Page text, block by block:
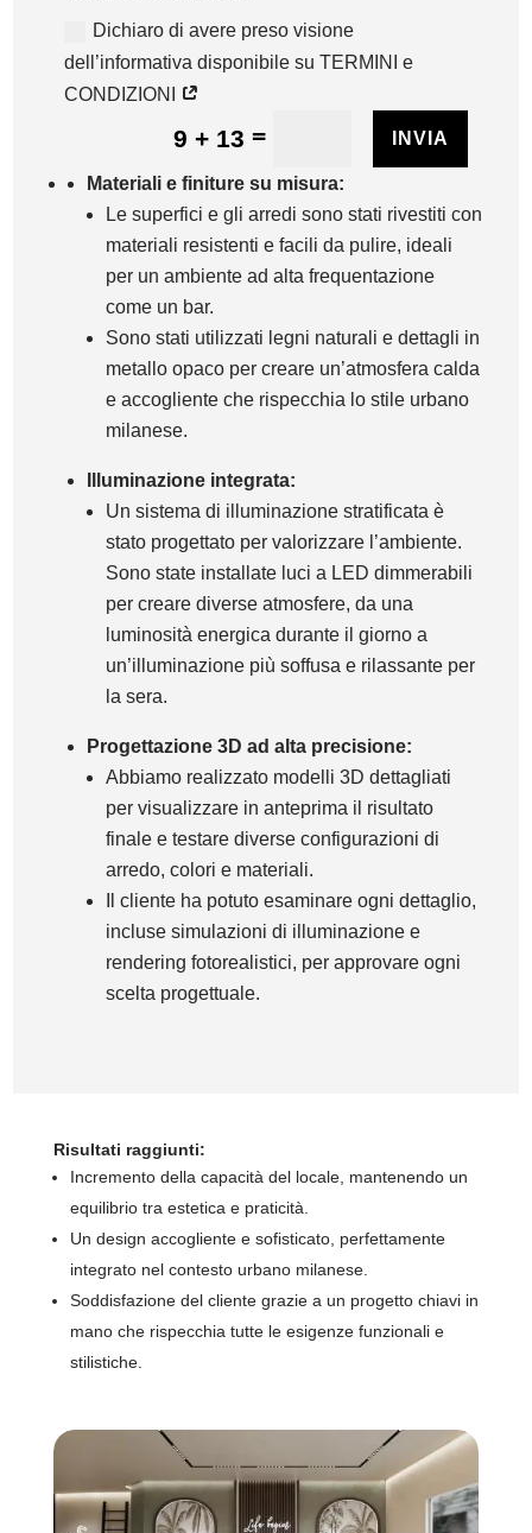
Dichiaro di avere preso visione
dell’informativa disponibile su TERMINI e
CONDIZIONI
9 + 13 = INVIA
Materiali e finiture su misura:
Le superfici e gli arredi sono stati rivestiti con
materiali resistenti e facili da pulire, ideali
per un ambiente ad alta frequentazione
come un bar.
Sono stati utilizzati legni naturali e dettagli in
metallo opaco per creare un’atmosfera calda
e accogliente che rispecchia lo stile urbano
milanese.
Illuminazione integrata:
Un sistema di illuminazione stratificata è
stato progettato per valorizzare l’ambiente.
Sono state installate luci a LED dimmerabili
per creare diverse atmosfere, da una
luminosità energica durante il giorno a
un’illuminazione più soffusa e rilassante per
la sera.
Progettazione 3D ad alta precisione:
Abbiamo realizzato modelli 3D dettagliati
per visualizzare in anteprima il risultato
finale e testare diverse configurazioni di
arredo, colori e materiali.
Il cliente ha potuto esaminare ogni dettaglio,
incluse simulazioni di illuminazione e
rendering fotorealistici, per approvare ogni
scelta progettuale.
Risultati raggiunti:
Incremento della capacità del locale, mantenendo un
equilibrio tra estetica e praticità.
Un design accogliente e sofisticato, perfettamente
integrato nel contesto urbano milanese.
Soddisfazione del cliente grazie a un progetto chiavi in
mano che rispecchia tutte le esigenze funzionali e
stilistiche.